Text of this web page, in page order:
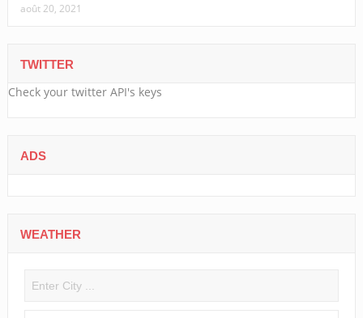
août 20, 2021
TWITTER
Check your twitter API's keys
ADS
WEATHER